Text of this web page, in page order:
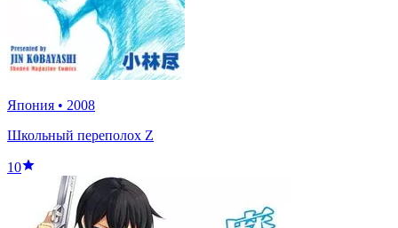
Япония • 2008
Школьный переполох Z
10